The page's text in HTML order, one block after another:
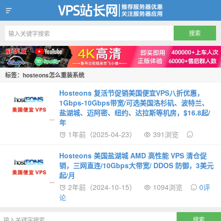
VPS站长网
标签：hosteons怎么重装系统
Hosteons 复活节促销美国便宜VPS八折优惠，
1Gbps-10Gbps带宽/可选美国洛杉矶、波特兰、
盐湖城、迈阿密、纽约、达拉斯等机房，$16.8起/
年
1年前（2025-04-23）
391浏览
Hosteons 美国盐湖城 AMD 高性能 VPS 清仓促
销，三网直连/10Gbps大带宽/ DDOS 防御，3美元
起/月
2年前（2024-10-15）
1094浏览
0评
论